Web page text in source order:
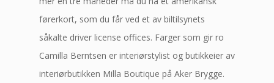
førerkort, som du får ved et av biltilsynets
såkalte driver license offices. Farger som gir ro
Camilla Berntsen er interiørstylist og butikkeier av
interiørbutikken Milla Boutique på Aker Brygge.